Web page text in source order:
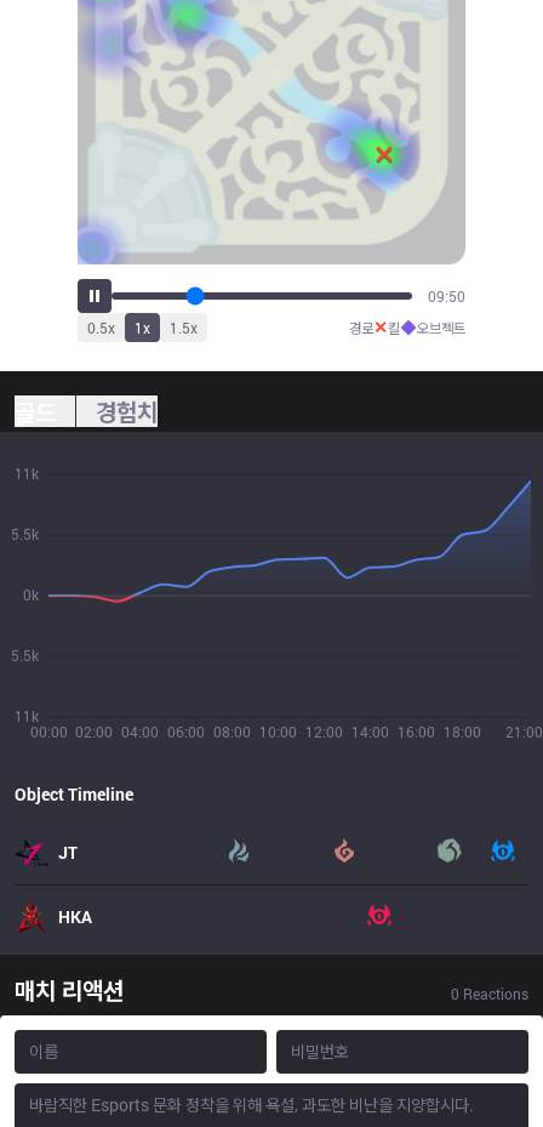
11:22
0.5x 1x 1.5x 경로✕킬◆오브젝트
경험치
00:00 02:00 04:00 06:00 08:00 10:00 12:00 14:00 16:00 18:00 21:00
11k
5.5k
0k
5.5k
11k
Object Timeline
JT
HKA
매치 리액션 0 Reactions